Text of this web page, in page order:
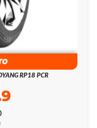
RP18 PCR